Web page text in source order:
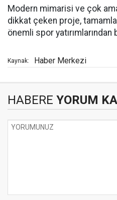
Modern mimarisi ve çok
dikkat çeken proje,
önemli spor
Kaynak: Haber Merkezi
HABERE YORUM